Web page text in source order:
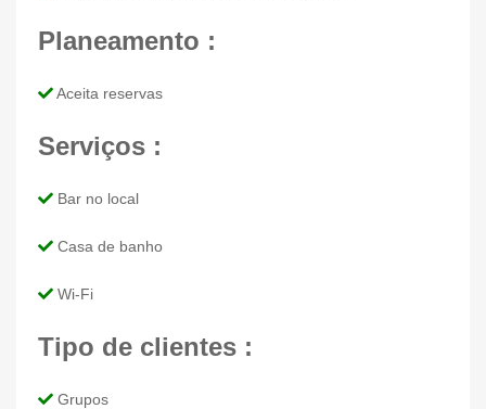
Planeamento :
Aceita reservas
Serviços :
Bar no local
Casa de banho
Wi-Fi
Tipo de clientes :
Grupos